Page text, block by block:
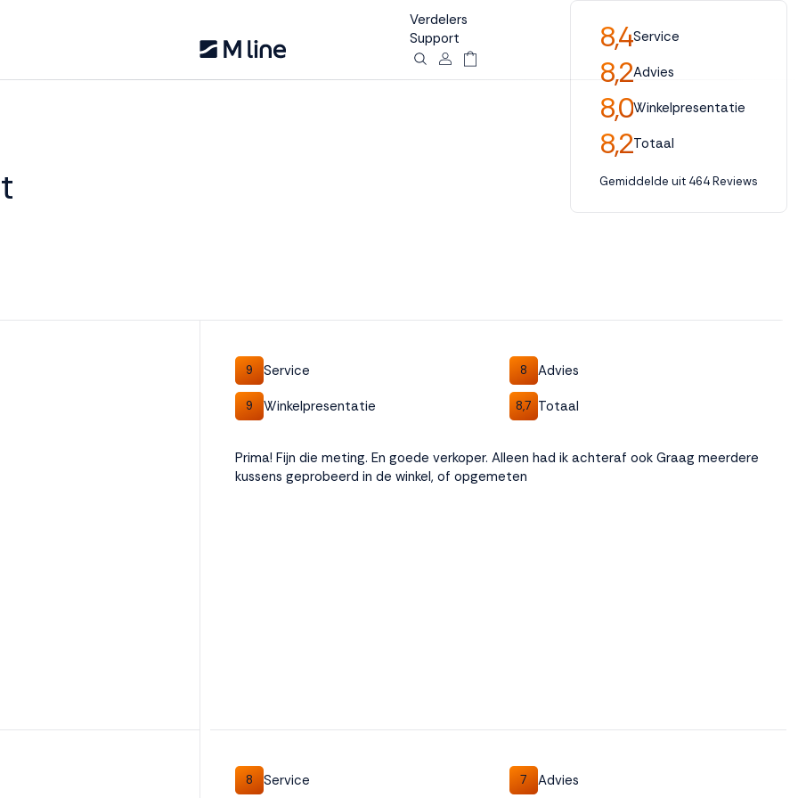
Verdelers
Support
8,4Service
8,2Advies
8,0Winkelpresentatie
8,2Totaal
Gemiddelde uit 464 Reviews
9 Service 8 Advies
9 Winkelpresentatie 8,7 Totaal
Prima! Fijn die meting. En goede verkoper. Alleen had ik achteraf ook Graag meerdere
kussens geprobeerd in de winkel, of opgemeten
8 Service 7 Advies